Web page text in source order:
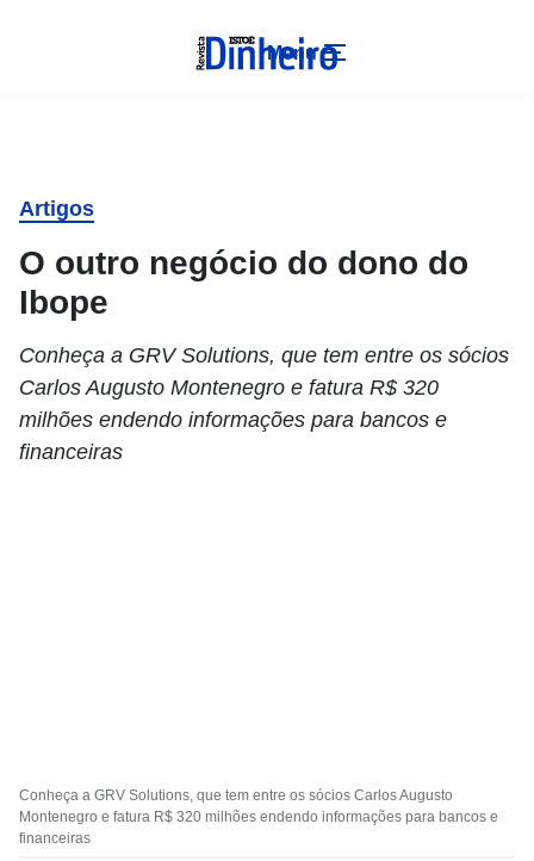
Menu
Artigos
O outro negócio do dono do
Ibope
Conheça a GRV Solutions, que tem entre os sócios
Carlos Augusto Montenegro e fatura R$ 320
milhões endendo informações para bancos e
financeiras
Conheça a GRV Solutions, que tem entre os sócios Carlos Augusto
Montenegro e fatura R$ 320 milhões endendo informações para bancos e
financeiras